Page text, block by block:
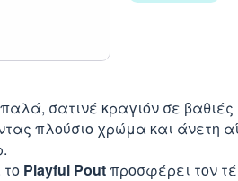
σατινέ κραγιόν σε
πλούσιο χρώμα και άνετη
Playful Poutπροσφέρει τον